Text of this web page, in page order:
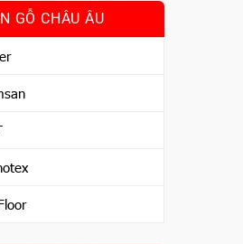
GỖ CHÂU ÂU